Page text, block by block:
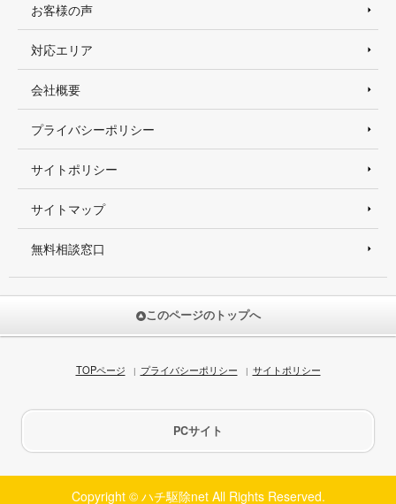
お客様の声
対応エリア
会社概要
プライバシーポリシー
サイトポリシー
サイトマップ
無料相談窓口
このページのトップへ
TOPページ プライバシーポリシー サイトポリシー
PCサイト
Copyright © ハチ駆除net All Rights Reserved.